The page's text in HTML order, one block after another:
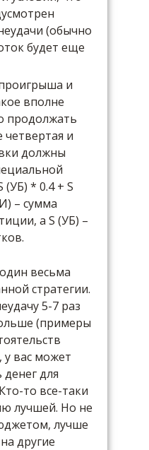
(обычно
будет еще
и
вполне
продолжать
и
должны
(УБ) * 0.4 + S
– сумма
а S (УБ) –
весьма
стратегии.
5-7 раз
(примеры
у вас может
для
то все-таки
лучшей. Но не
лучше
другие